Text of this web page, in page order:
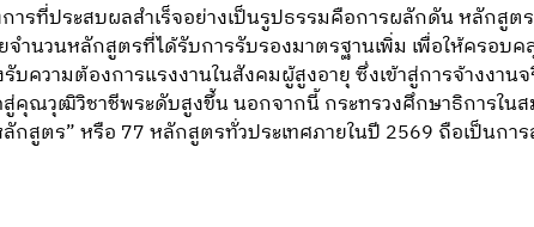
รที่ประสบผลสำเร็จอย่างเป็นรูปธรรมคือการผลักดัน หลักสูต
ำนวนหลักสูตรที่ได้รับการรับรองมาตรฐานเพิ่ม เพื่อให้ครอบ
บความต้องการแรงงานในสังคมผู้สูงอายุ ซึ่งเข้าสู่การจ้างงา
สู่คุณวุฒิวิชาชีพระดับสูงขึ้น นอกจากนี้ กระทรวงศึกษาธิการใ
ลักสูตร” หรือ 77 หลักสูตรทั่วประเทศภายในปี 2569 ถือเป็นการ